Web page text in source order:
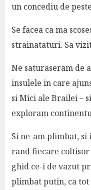
un concediu de
Se facea ca ma
strainataturi. Sa
Ne saturaseram de
insulele in care
si Mici ale Brailei –
exploram
Si ne-am plimbat,
rand fiecare
ghid ce-i de vazut
plimbat putin, ca